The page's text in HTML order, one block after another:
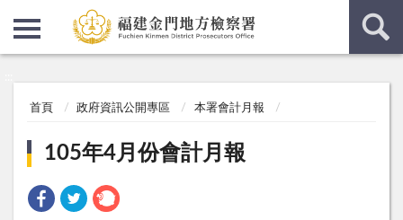
首頁 政府資訊公開專區 本署會計月報
105年4月份會計月報